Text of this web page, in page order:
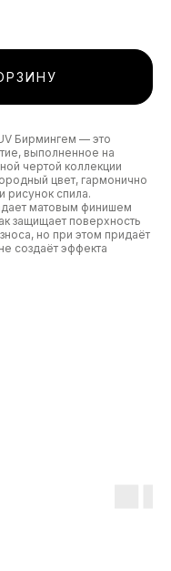
Бирмингем — это
выполненное на
чертой коллекции
цвет, гармонично
рисунок спила.
матовым финишем
защищает поверхность
но при этом придаёт
создаёт эффекта